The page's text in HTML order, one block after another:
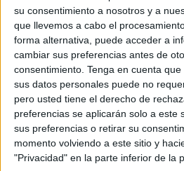
su consentimiento a nosotros y a
que llevemos a cabo el
forma alternativa, puede acceder a
cambiar sus preferencias antes de
consentimiento. Tenga en cuenta
sus datos personales puede no
pero usted tiene el derecho de
preferencias se aplicarán solo a este
sus preferencias o retirar su
momento volviendo a este sitio y
"Privacidad" en la parte inferior de la
Agencia: La Mujer Del
Directores creativos: Jose
Redactor: Carmela
Director De Arte: Javier
Capelo
Project Manager: Natalia Da
Cupelli
Artista fallero: Ximo Esteve
Productora: Vessmedia
Director: Víctor Suñer